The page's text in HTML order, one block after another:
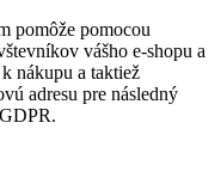
pomôže pomocou
vášho e-shopu a
nákupu a taktiež
adresu pre následný